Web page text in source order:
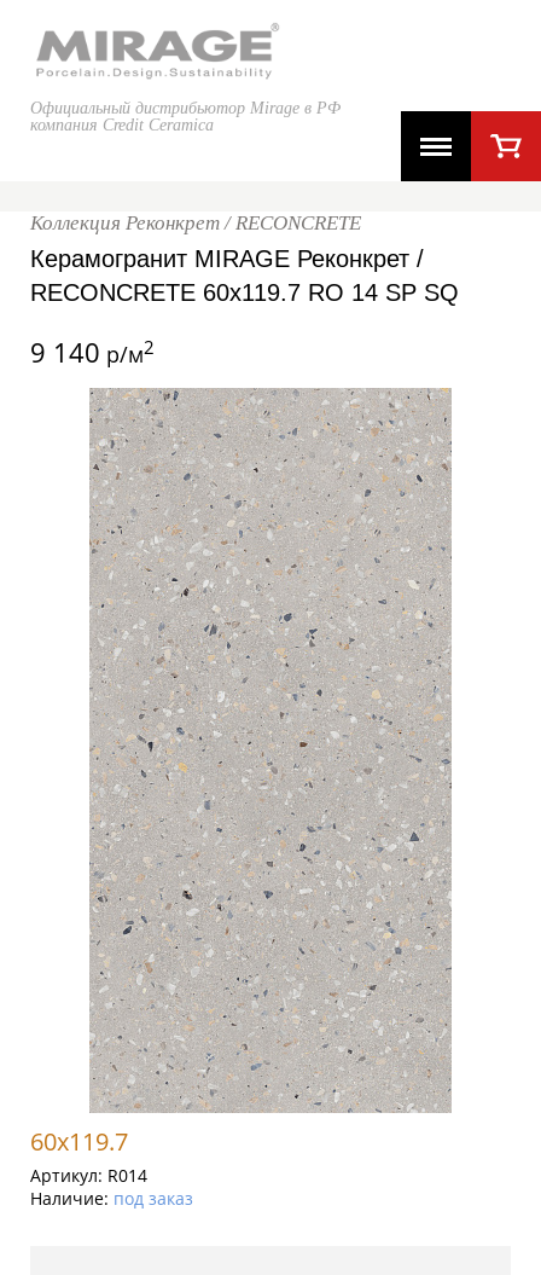
Официальный дистрибьютор Mirage в РФ
компания Credit Ceramica
Коллекция Реконкрет / RECONCRETE
Керамогранит MIRAGE Реконкрет /
RECONCRETE 60x119.7 RO 14 SP SQ
9 140 р/м2
60x119.7
Артикул: R014
Наличие: под заказ